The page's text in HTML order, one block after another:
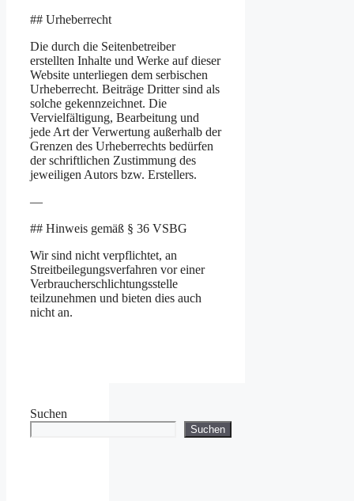
## Urheberrecht
Die durch die Seitenbetreiber
erstellten Inhalte und Werke auf dieser
Website unterliegen dem serbischen
Urheberrecht. Beiträge Dritter sind als
solche gekennzeichnet. Die
Vervielfältigung, Bearbeitung und
jede Art der Verwertung außerhalb der
Grenzen des Urheberrechts bedürfen
der schriftlichen Zustimmung des
jeweiligen Autors bzw. Erstellers.
—
## Hinweis gemäß § 36 VSBG
Wir sind nicht verpflichtet, an
Streitbeilegungsverfahren vor einer
Verbraucherschlichtungsstelle
teilzunehmen und bieten dies auch
nicht an.
Suchen
Suchen